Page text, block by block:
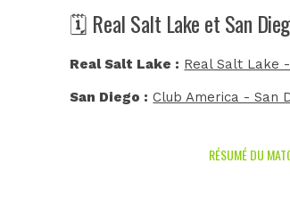
🗓️ Real Salt Lake et San
Real Salt Lake : Real Salt Lake
San Diego : Club America - San
RÉSUMÉ DU